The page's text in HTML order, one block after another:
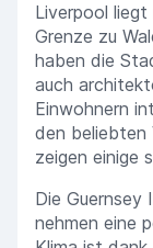
Liverpool
Grenze zu
haben die
auch
Einwohnern
den beliebten
zeigen einige
Die Guernsey
nehmen eine